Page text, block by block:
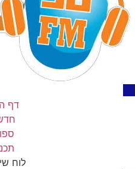
דף
לוח